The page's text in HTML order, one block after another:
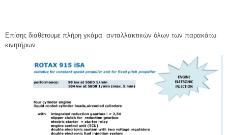
Επίσης διαθέτουμε πλήρη γκάμα ανταλλακτικών όλων των παρακάτω
κινητήρων.